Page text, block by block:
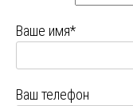
Ваше имя*
Ваш телефон